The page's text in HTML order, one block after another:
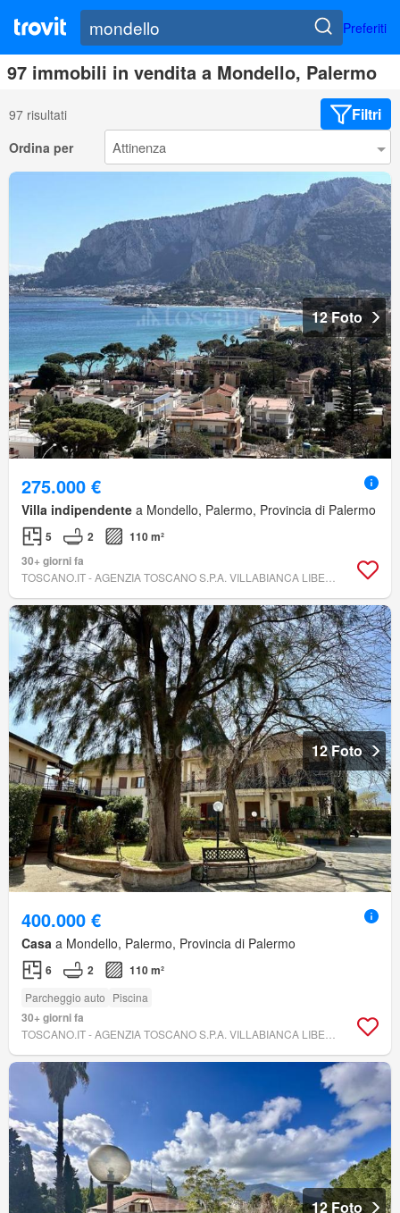
Preferiti
97 immobili in vendita a Mondello, Palermo
97 risultati Filtri
Ordina per
12 Foto
275.000 €
Villa indipendente a Mondello, Palermo, Provincia di Palermo
5 2
110 m²
30+ giorni fa
12 Foto
400.000 €
Casa a Mondello, Palermo, Provincia di Palermo
6 2 110 m²
Parcheggio auto Piscina
30+ giorni fa
12 Foto